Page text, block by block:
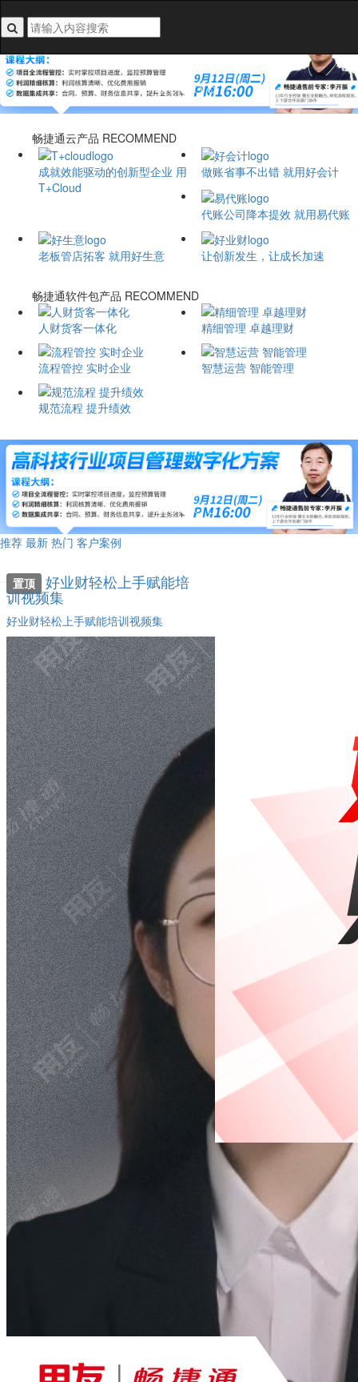
畅捷通云产品 RECOMMEND
成就效能驱动的创新型企业 用
T+Cloud
做账省事不出错 就用好会计
代账公司降本提效 就用易代账
老板管店拓客 就用好生意 让创新发生，让成长加速
畅捷通软件包产品 RECOMMEND
人财货客一体化
精细管理 卓越理财
流程管控 实时企业 智慧运营 智能管理
规范流程 提升绩效
推荐 最新 热门 客户案例
置顶 好业财轻松上手赋能培
训视频集
好业财轻松上手赋能培训视频集